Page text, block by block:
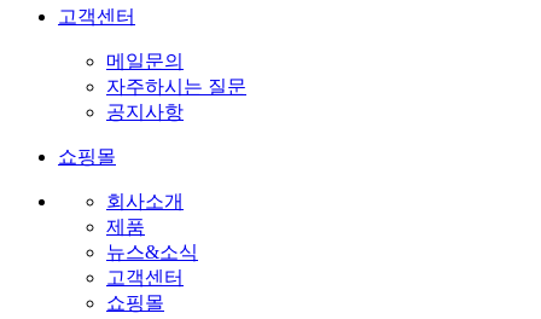
고객센터
메일문의
자주하시는 질문
공지사항
쇼핑몰
회사소개
제품
뉴스&소식
고객센터
쇼핑몰